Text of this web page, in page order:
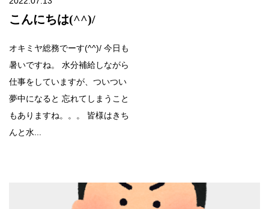
こんにちは(^^)/
オキミヤ総務でーす(^^)/ 今日も
暑いですね。 水分補給しながら
仕事をしていますが、ついつい
夢中になると 忘れてしまうこと
もありますね。。。 皆様はきち
んと水...